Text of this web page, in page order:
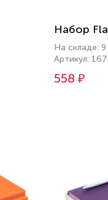
Набор
На складе:
Артикул:
558 ₽